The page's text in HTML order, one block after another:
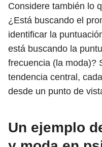
Considere también lo
¿Está buscando el
identificar la
está buscando la
frecuencia (la moda)?
tendencia central,
desde un punto de
Un ejemplo